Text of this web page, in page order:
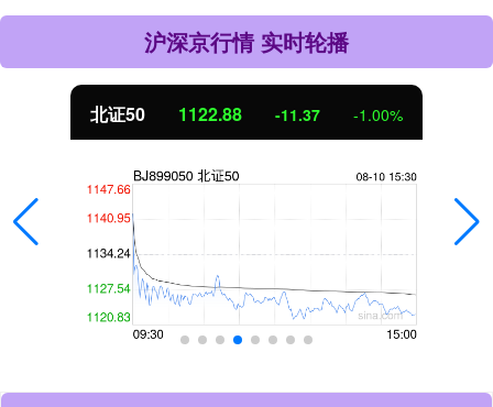
沪深京行情 实时轮播
北证50 1122.88 -11.37 -1.00%